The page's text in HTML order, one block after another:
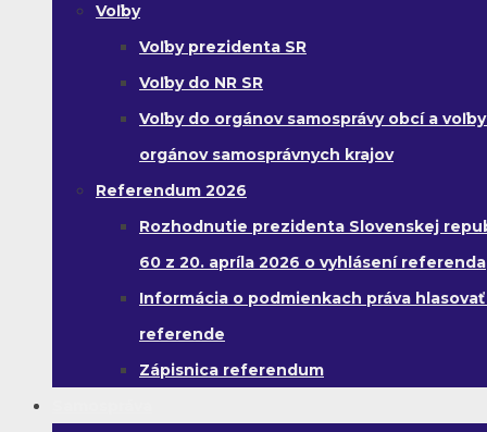
Voľby
Voľby prezidenta SR
Voľby do NR SR
Voľby do orgánov samosprávy obcí a
orgánov samosprávnych krajov
Referendum 2026
Rozhodnutie prezidenta Slovenskej
60 z 20. apríla 2026 o vyhlásení referenda
Informácia o podmienkach práva hlasovať
referende
Zápisnica referendum